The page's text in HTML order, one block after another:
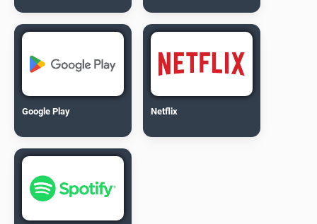
Google Play Netflix